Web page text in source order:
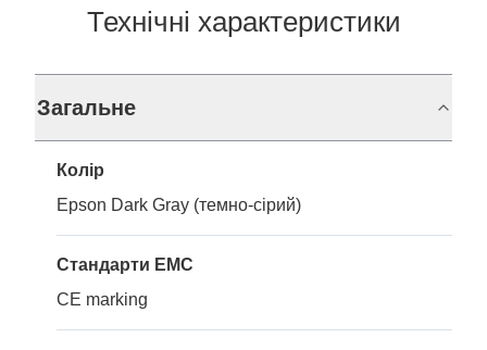
Технічні характеристики
Загальне
Колір
Epson Dark Gray (темно-сірий)
Стандарти EMC
CE marking